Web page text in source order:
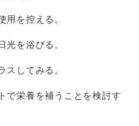
を控える。
を浴びる。
してみる。
で栄養を補うことを検討す